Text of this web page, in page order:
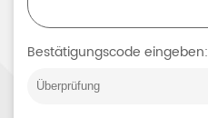
Bestätigungscode eingeben: